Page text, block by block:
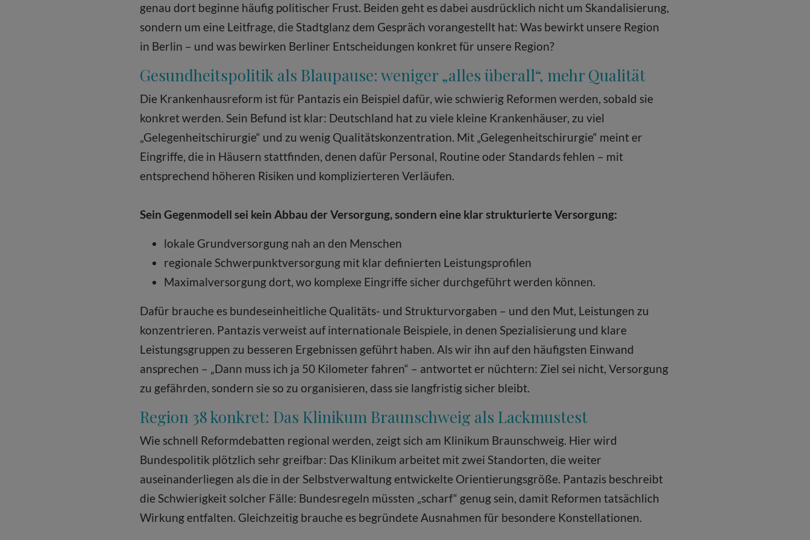
genau dort beginne häufig politischer Frust. Beiden geht es dabei ausdrücklich nicht um Skandalisierung,
sondern um eine Leitfrage, die Stadtglanz dem Gespräch vorangestellt hat: Was bewirkt unsere Region
in Berlin – und was bewirken Berliner Entscheidungen konkret für unsere Region?
Gesundheitspolitik als Blaupause: weniger „alles überall“, mehr Qualität
Die Krankenhausreform ist für Pantazis ein Beispiel dafür, wie schwierig Reformen werden, sobald sie
konkret werden. Sein Befund ist klar: Deutschland hat zu viele kleine Krankenhäuser, zu viel
„Gelegenheitschirurgie“ und zu wenig Qualitätskonzentration. Mit „Gelegenheitschirurgie“ meint er
Eingriffe, die in Häusern stattfinden, denen dafür Personal, Routine oder Standards fehlen – mit
entsprechend höheren Risiken und komplizierteren Verläufen.
Sein Gegenmodell sei kein Abbau der Versorgung, sondern eine klar strukturierte Versorgung:
lokale Grundversorgung nah an den Menschen
regionale Schwerpunktversorgung mit klar definierten Leistungsprofilen
Maximalversorgung dort, wo komplexe Eingriffe sicher durchgeführt werden können.
Dafür brauche es bundeseinheitliche Qualitäts- und Strukturvorgaben – und den Mut, Leistungen zu
konzentrieren. Pantazis verweist auf internationale Beispiele, in denen Spezialisierung und klare
Leistungsgruppen zu besseren Ergebnissen geführt haben. Als wir ihn auf den häufigsten Einwand
ansprechen – „Dann muss ich ja 50 Kilometer fahren“ – antwortet er nüchtern: Ziel sei nicht, Versorgung
zu gefährden, sondern sie so zu organisieren, dass sie langfristig sicher bleibt.
Region 38 konkret: Das Klinikum Braunschweig als Lackmustest
Wie schnell Reformdebatten regional werden, zeigt sich am Klinikum Braunschweig. Hier wird
Bundespolitik plötzlich sehr greifbar: Das Klinikum arbeitet mit zwei Standorten, die weiter
auseinanderliegen als die in der Selbstverwaltung entwickelte Orientierungsgröße. Pantazis beschreibt
die Schwierigkeit solcher Fälle: Bundesregeln müssten „scharf“ genug sein, damit Reformen tatsächlich
Wirkung entfalten. Gleichzeitig brauche es begründete Ausnahmen für besondere Konstellationen.